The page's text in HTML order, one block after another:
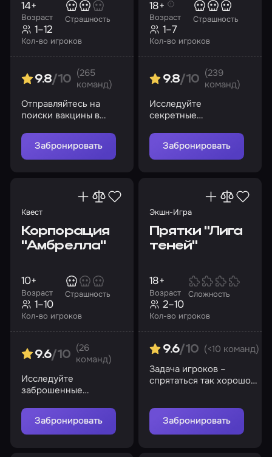
Возраст
14+
Страшность
Кол-во игроков
1–12
9.8/10
(265
команд)
Отправляйтесь на
поиски вакцины в
убежище
Забронировать
Возраст
18+
Страшность
Кол-во игроков
1–7
9.8/10
(239
команд)
Исследуйте
секретные
раскройте
преступления и
останьтесь в живых
Забронировать
Квест
Корпорация
"Амбрелла"
Возраст
10+
Страшность
Кол-во игроков
1–10
9.6/10
(26
команд)
Исследуйте
заброшенные
лаборатории, найдите
и очистите особые
блоки
Забронировать
Экшн-Игра
Прятки "Лига
теней"
Возраст
18+
Сложность
Кол-во игроков
2–10
9.6/10 (<10 команд)
Задача игроков –
спрятаться так хорошо,
Забронировать